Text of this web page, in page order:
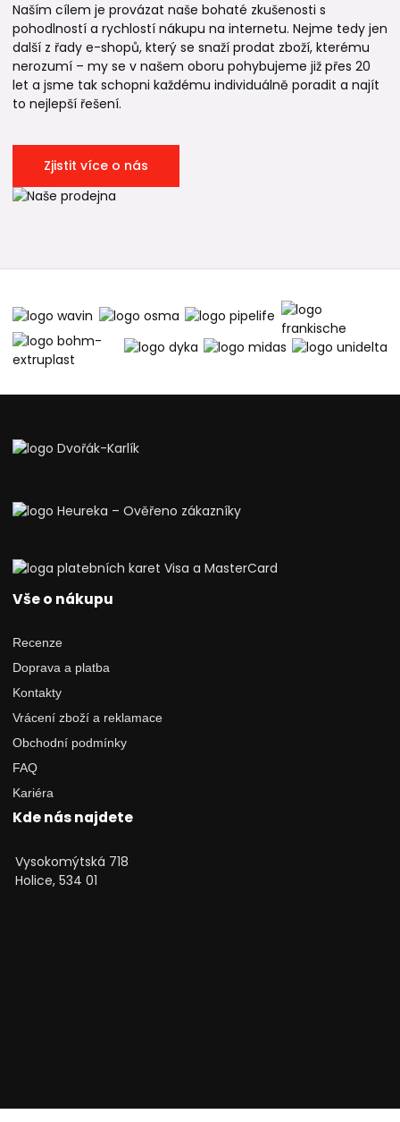
Naším cílem je provázat naše bohaté zkušenosti s
pohodlností a rychlostí nákupu na internetu. Nejme tedy jen
další z řady e-shopů, který se snaží prodat zboží, kterému
nerozumí – my se v našem oboru pohybujeme již přes 20
let a jsme tak schopni každému individuálně poradit a najít
to nejlepší řešení.
Zjistit více o nás
Vše o nákupu
Recenze
Doprava a platba
Kontakty
Vrácení zboží a reklamace
Obchodní podmínky
FAQ
Kariéra
Kde nás najdete
Vysokomýtská 718
Holice, 534 01